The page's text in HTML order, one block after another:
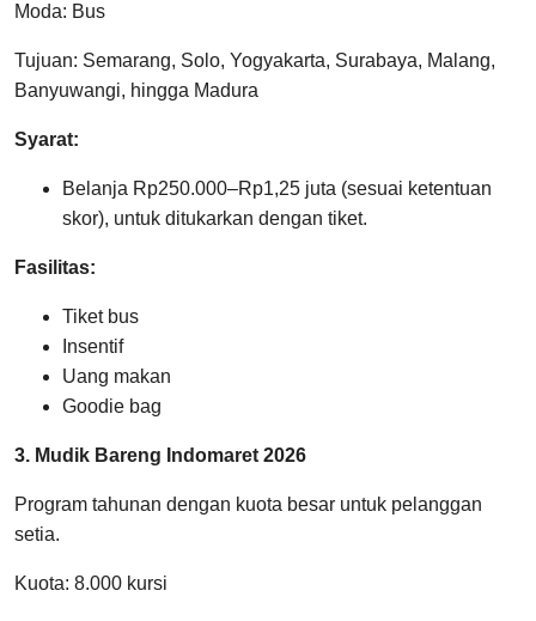
Moda: Bus
Tujuan: Semarang, Solo, Yogyakarta, Surabaya, Malang,
Banyuwangi, hingga Madura
Syarat:
Belanja Rp250.000–Rp1,25 juta (sesuai ketentuan
skor), untuk ditukarkan dengan tiket.
Fasilitas:
Tiket bus
Insentif
Uang makan
Goodie bag
3. Mudik Bareng Indomaret 2026
Program tahunan dengan kuota besar untuk pelanggan
setia.
Kuota: 8.000 kursi